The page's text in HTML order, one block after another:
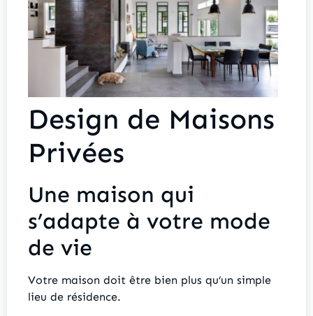
Design de Maisons
Privées
Une maison qui
s’adapte à votre mode
de vie
Votre maison doit être bien plus qu’un simple
lieu de résidence.